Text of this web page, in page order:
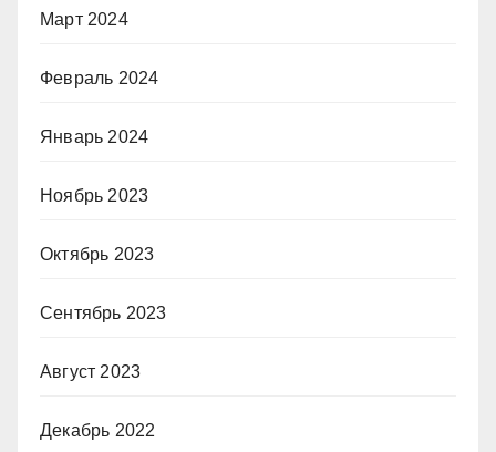
Март 2024
Февраль 2024
Январь 2024
Ноябрь 2023
Октябрь 2023
Сентябрь 2023
Август 2023
Декабрь 2022